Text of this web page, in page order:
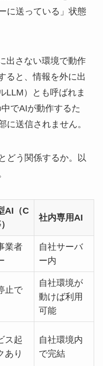
に送っている」状態
出さない環境で動作
ると、情報を外に出
LLM）とも呼ばれま
でAIが動作するた
に送信されません。
どう関係するか。以
AI（C
社内専用AI
業者
自社サーバ
ー内
止で
自社環境が
動けば利用
可能
ス起
あり
自社環境内
で完結